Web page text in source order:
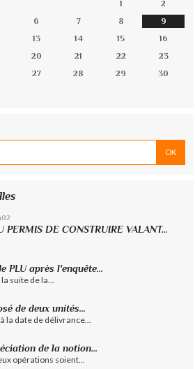
1
2
6 7 8
9
13 14 15
16
20 21 22
23
27 28 29
30
DE CONSTRUIRE VALANT...
PLU après l'enquête...
suite de la...
de deux unités...
la date de délivrance...
de la notion...
opérations soient...